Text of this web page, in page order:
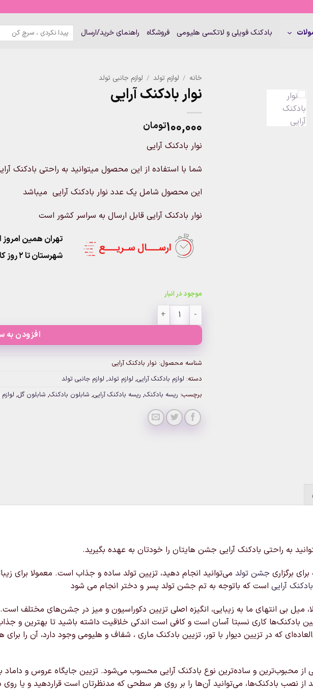
بادکنک فویلی و لاتکسی هلیومی فروشگاه راهنمای خرید/ارسال
جستجو
برای:
خانه / لوازم تولد / لوازم جانبی تولد
نوار بادکنک آرایی
۱۰۰,۰۰۰تومان
نوار بادکنک آرایی
شما با استفاده از این محصول میتوانید به راحتی بادکنک
این محصول شامل یک عدد نوار بادکنک آرایی میباشد
نوار بادکنک آرایی قابل ارسال به سراسر کشور است
تهران همین امروز از ساعت
شهرستان تا 2 روز کاری تحویل پست
موجود در انبار
نوار بادکنک آرایی عدد
افزودن به
شناسه محصول: نوار بادکنک آرایی
دسته: لوازم بادکنک آرایی, لوازم تولد, لوازم جانبی تولد
برچسب: ریسه بادکنک, ریسه بادکنک آرایی, شابلون بادکنک, شابلون گل,
به راحتی بادکنک آرایی جشن هایتان را خودتان به عهده بگیرید.
برگزاری جشن تولد می‌توانید انجام دهید، تزیین تولد ساده و جذاب است. معمولا برای
بادکنک آرایی است که باتوجه به تم جشن تولد پسر و دختر انجام می‌ شود
میل بی انتهای ما به زیبایی، انگیزه اصلی تزیین دکوراسیون و میز در جشن‌های مختلف
بادکنک‌ها کاری نسبتا آسان است و کافی است اندکی خلاقیت داشته باشید تا بهترین و
که در تزیین دیوار با تور، تزیین بادکنک ماری ، شفاف و هلیومی وجود دارد، آن را
از محبوب‌ترین و ساده‌ترین نوع بادکنک آرایی محسوب می‌شود. تزیین جایگاه عروس و داماد
نصب بادکنک‌ها، می‌توانید آن‌ها را بر روی هر سطحی که مدنظرتان است قراردهید و یا روی